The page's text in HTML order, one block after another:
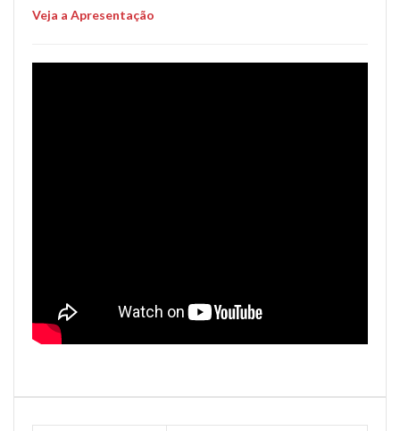
Veja a Apresentação